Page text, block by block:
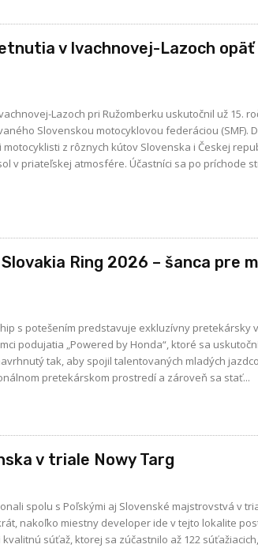
v Ivachnovej-Lazoch
Lazoch pri Ružomberku uskutočnil už 15.
Slovenskou motocyklovou federáciou (SMF).
z rôznych kútov Slovenska i Českej
v priateľskej atmosfére. Účastníci sa po príchode
Ring 2026 – šanca pre
s potešením predstavuje exkluzívny pretekársky
podujatia „Powered by Honda“, ktoré sa
pretekárskom prostredí a zároveň sa stať...
v triale Nowy Targ
spolu s Poľskými aj Slovenské majstrovstvá v
nakoľko miestny developer ide v tejto lokalite
súťaž, ktorej sa zúčastnilo až 122